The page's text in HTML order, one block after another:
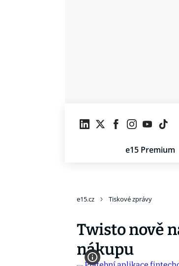
e15 Premium
e15.cz Tiskové zprávy
Twisto nově
nákupu